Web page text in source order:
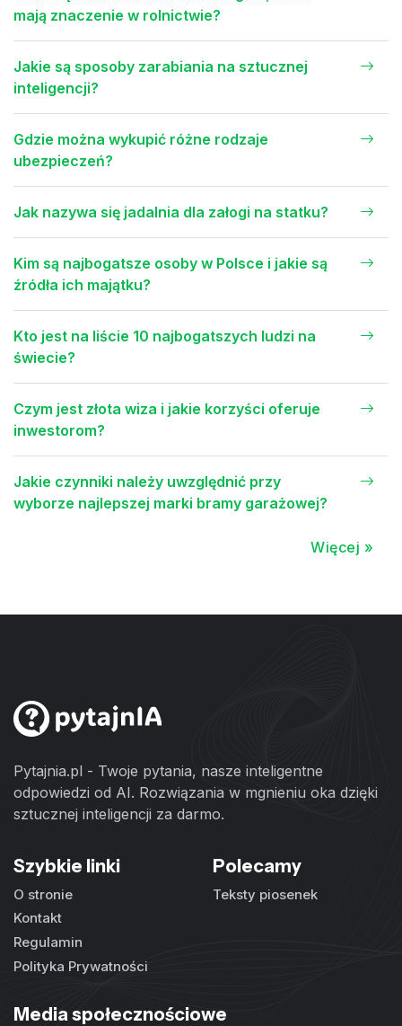
mają znaczenie w rolnictwie?
Jakie są sposoby zarabiania na sztucznej
inteligencji?
Gdzie można wykupić różne rodzaje
ubezpieczeń?
Jak nazywa się jadalnia dla załogi na statku?
Kim są najbogatsze osoby w Polsce i jakie są
źródła ich majątku?
Kto jest na liście 10 najbogatszych ludzi na
świecie?
Czym jest złota wiza i jakie korzyści oferuje
inwestorom?
Jakie czynniki należy uwzględnić przy
wyborze najlepszej marki bramy garażowej?
Więcej »
Pytajnia.pl - Twoje pytania, nasze inteligentne
odpowiedzi od AI. Rozwiązania w mgnieniu oka dzięki
sztucznej inteligencji za darmo.
Szybkie linki
O stronie
Kontakt
Regulamin
Polityka Prywatności
Polecamy
Teksty piosenek
Media społecznościowe